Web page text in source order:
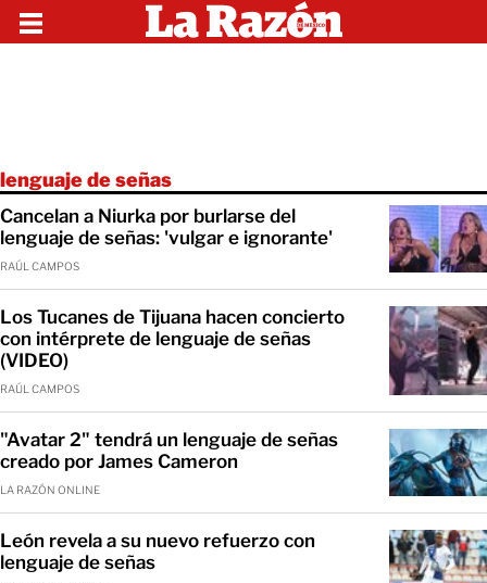
lenguaje de señas
Cancelan a Niurka por burlarse del
lenguaje de señas: 'vulgar e ignorante'
RAÚL CAMPOS
Los Tucanes de Tijuana hacen concierto
con intérprete de lenguaje de señas
(VIDEO)
RAÚL CAMPOS
"Avatar 2" tendrá un lenguaje de señas
creado por James Cameron
LA RAZÓN ONLINE
León revela a su nuevo refuerzo con
lenguaje de señas